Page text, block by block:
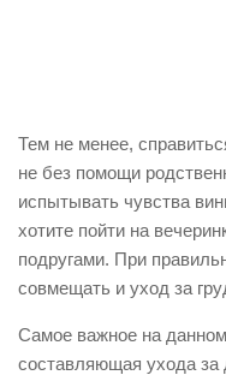
Тем не менее,
не без помощи
испытывать чувства
хотите пойти на
подругами. При
совмещать и уход за
Самое важное на
составляющая ухода за